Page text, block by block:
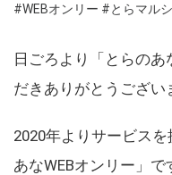
#WEBオンリー #とらマル
日ごろより「とらのあ
だきありがとうござい
2020年よりサービス
あなWEBオンリー」で